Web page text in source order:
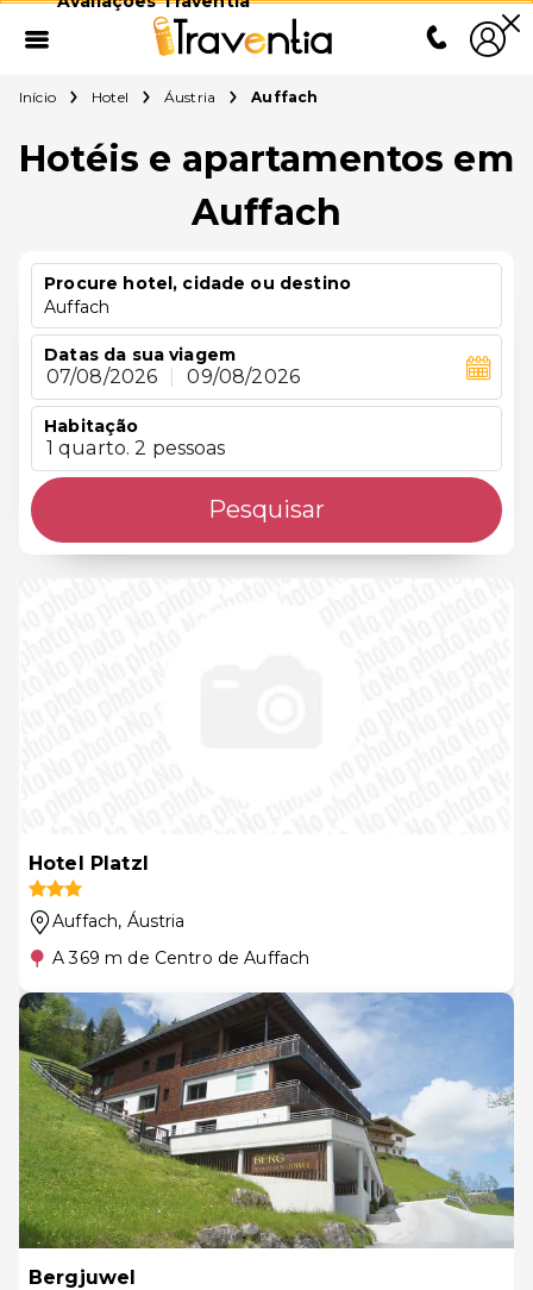
Início Hotel Áustria Auffach
Hotéis e apartamentos em
Auffach
Procure hotel, cidade ou destino
Auffach
Datas da sua viagem
07/08/2026 09/08/2026
Habitação
1 quarto. 2 pessoas
Pesquisar
Hotel Platzl
Auffach, Áustria
A 369 m de Centro de Auffach
Bergjuwel